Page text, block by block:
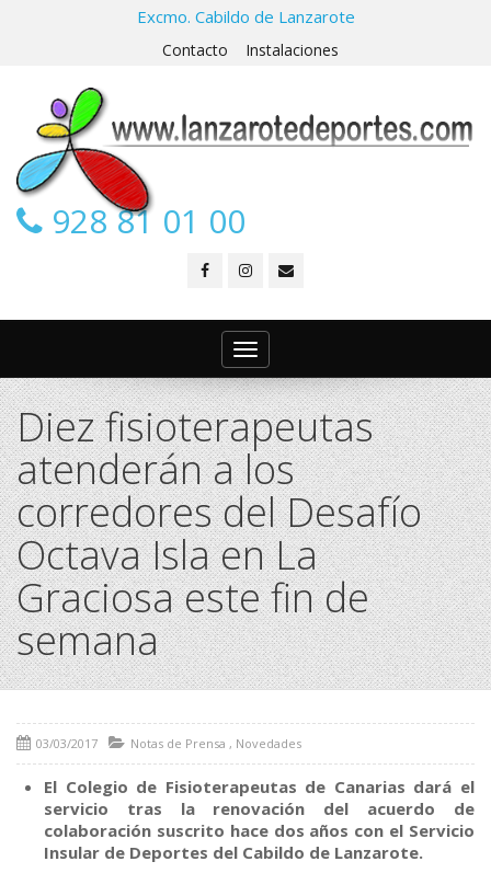
Excmo. Cabildo de Lanzarote
Contacto Instalaciones
928 81 01 00
Toggle
navigation
Diez fisioterapeutas
atenderán a los
corredores del Desafío
Octava Isla en La
Graciosa este fin de
semana
03/03/2017 Notas de Prensa , Novedades
El Colegio de Fisioterapeutas de Canarias dará el
servicio tras la renovación del acuerdo de
colaboración suscrito hace dos años con el Servicio
Insular de Deportes del Cabildo de Lanzarote.